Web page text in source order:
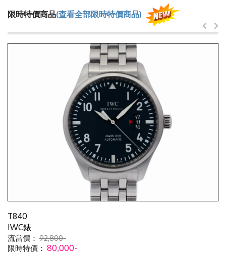
限時特價商品(查看全部限時特價商品)
T840
IWC錶
流當價： 92,800-
限時特價： 80,000-